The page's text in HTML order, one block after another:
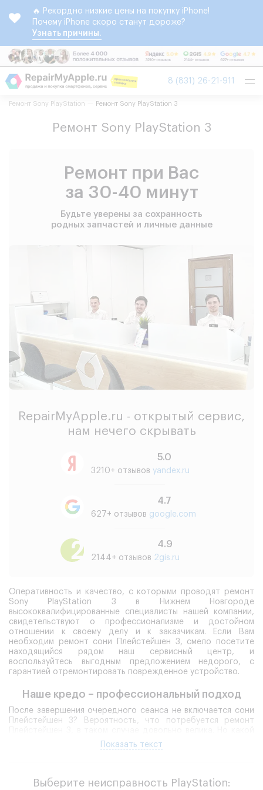
🔥 Рекордно низкие цены на покупку iPhone!
Почему iPhone скоро станут дороже?
Узнать причины.
8 (831) 26-21-911
Ремонт Sony PlayStation Ремонт Sony PlayStation 3
Ремонт Sony PlayStation 3
Ремонт при Вас
за 30-40 минут
Будьте уверены за сохранность
родных запчастей и личные данные
RepairMyApple.ru - открытый сервис,
нам нечего скрывать
5.0
3210+ отзывов yandex.ru
4.7
627+ отзывов google.com
4.9
2144+ отзывов 2gis.ru
Оперативность и качество, с которыми проводят ремонт
Sony PlayStation 3 в Нижнем Новгороде
высококвалифицированные специалисты нашей компании,
свидетельствуют о профессионализме и достойном
отношении к своему делу и к заказчикам. Если Вам
необходим ремонт сони Плейстейшен 3, смело посетите
находящийся рядом наш сервисный центр, и
воспользуйтесь выгодным предложением недорого, с
гарантией отремонтировать поврежденное устройство.
Наше кредо – профессиональный подход
После завершения очередного сеанса не включается сони
Плейстейшен 3? Вероятность, что потребуется ремонт
именно, какие меры помогут восстановить работу, ответят
сотрудники нашей компании.
опыту практической работы легко находят ответы на
все вопросы, возникающие у владельцев игровых
Показать текст
Выберите неисправность PlayStation: